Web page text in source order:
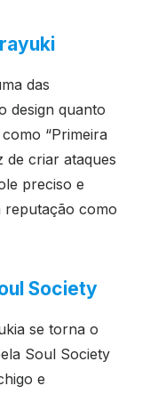
das
design quanto
“Primeira
de criar ataques
preciso e
reputação como
Society
se torna o
Soul Society
e